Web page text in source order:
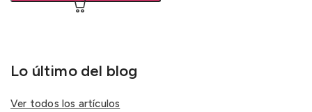
Lo último del blog
Ver todos los artículos